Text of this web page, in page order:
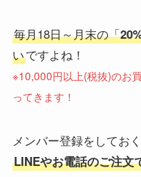
毎月18日～月末の「
いですよね！
※10,000円以上(税抜)のお
ってきます！
メンバー登録をしてお
LINEやお電話のご注文